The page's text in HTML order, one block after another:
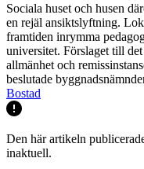
Sociala huset och husen
en rejäl ansiktslyftning.
framtiden inrymma
universitet. Förslaget till
allmänhet och
beslutade
Bostad
Den här artikeln
inaktuell.